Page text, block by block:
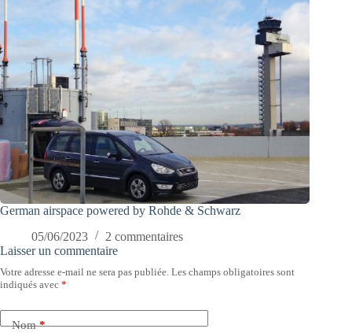
German airspace powered by Rohde & Schwarz
05/06/2023
2 commentaires
Laisser un commentaire
Votre adresse e-mail ne sera pas publiée. Les champs obligatoires sont
indiqués avec *
Nom*